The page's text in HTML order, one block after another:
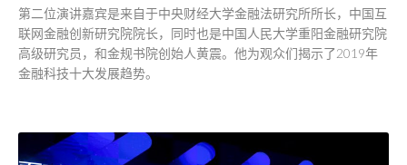
第二位演讲嘉宾是来自于中央财经大学金融法研究所所长，中国互
联网金融创新研究院院长，同时也是中国人民大学重阳金融研究院
高级研究员，和金规书院创始人黄震。他为观众们揭示了2019年
金融科技十大发展趋势。